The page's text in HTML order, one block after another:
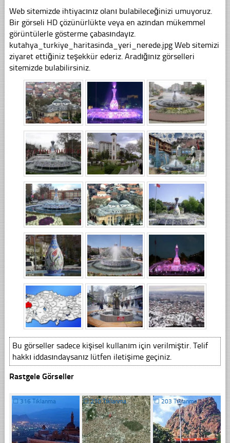
Web sitemizde ihtiyacınız olanı bulabileceğinizi umuyoruz.
Bir görseli HD çözünürlükte veya en azından mükemmel
görüntülerle gösterme çabasındayız.
kutahya_turkiye_haritasinda_yeri_nerede.jpg Web sitemizi
ziyaret ettiğiniz teşekkür ederiz. Aradığınız görselleri
sitemizde bulabilirsiniz.
Bu görseller sadece kişisel kullanım için verilmiştir. Telif
hakkı iddasındaysanız lütfen iletişime geçiniz.
Rastgele Görseller
☐316 Tıklanma ☐210 Tıklanma ☐203 Tıklanma